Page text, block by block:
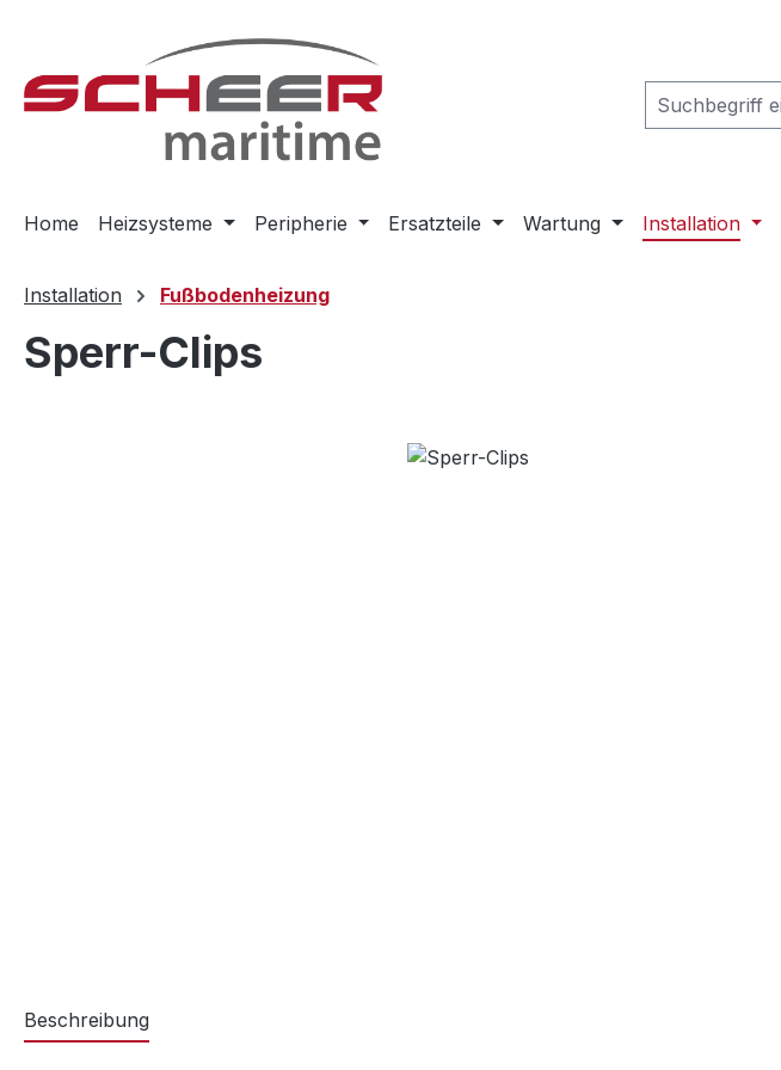
Home Heizsysteme Peripherie Ersatzteile Wartung Installation
Installation Fußbodenheizung
Sperr-Clips
Beschreibung